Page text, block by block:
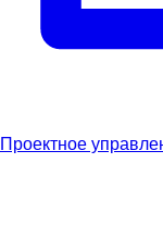
Проектное